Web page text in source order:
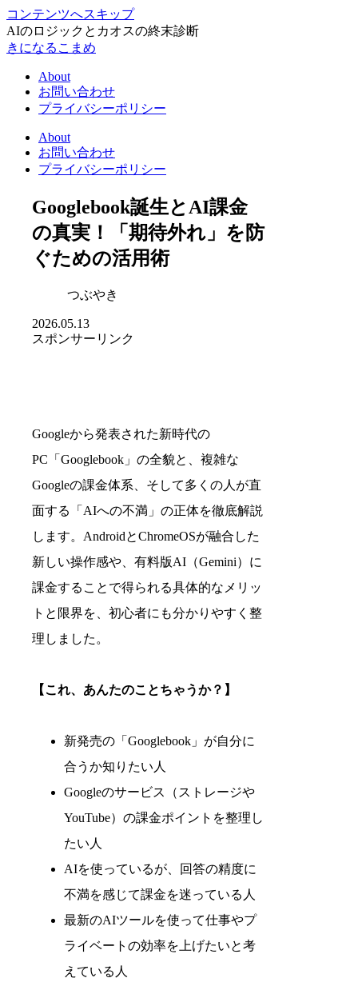
コンテンツへスキップ
AIのロジックとカオスの終末診断
きになるこまめ
About
お問い合わせ
プライバシーポリシー
About
お問い合わせ
プライバシーポリシー
Googlebook誕生とAI課金
の真実！「期待外れ」を防
ぐための活用術
つぶやき
2026.05.13
スポンサーリンク
Googleから発表された新時代の
PC「Googlebook」の全貌と、複雑な
Googleの課金体系、そして多くの人が直
面する「AIへの不満」の正体を徹底解説
します。AndroidとChromeOSが融合した
新しい操作感や、有料版AI（Gemini）に
課金することで得られる具体的なメリッ
トと限界を、初心者にも分かりやすく整
理しました。
【これ、あんたのことちゃうか？】
新発売の「Googlebook」が自分に
合うか知りたい人
Googleのサービス（ストレージや
YouTube）の課金ポイントを整理し
たい人
AIを使っているが、回答の精度に
不満を感じて課金を迷っている人
最新のAIツールを使って仕事やプ
ライベートの効率を上げたいと考
えている人